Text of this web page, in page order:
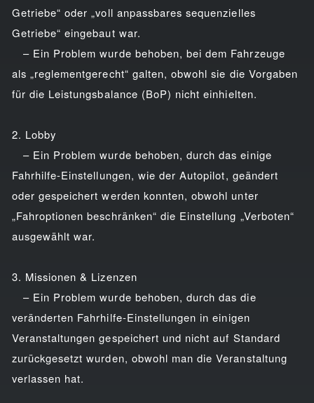
Getriebe“ oder „voll anpassbares sequenzielles
Getriebe“ eingebaut war.
– Ein Problem wurde behoben, bei dem Fahrzeuge
als „reglementgerecht“ galten, obwohl sie die Vorgaben
für die Leistungsbalance (BoP) nicht einhielten.
2. Lobby
– Ein Problem wurde behoben, durch das einige
Fahrhilfe-Einstellungen, wie der Autopilot, geändert
oder gespeichert werden konnten, obwohl unter
„Fahroptionen beschränken“ die Einstellung „Verboten“
ausgewählt war.
3. Missionen & Lizenzen
– Ein Problem wurde behoben, durch das die
veränderten Fahrhilfe-Einstellungen in einigen
Veranstaltungen gespeichert und nicht auf Standard
zurückgesetzt wurden, obwohl man die Veranstaltung
verlassen hat.